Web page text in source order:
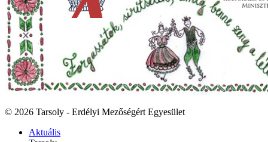
© 2026 Tarsoly - Erdélyi Mezőségért Egyesület
Aktuális